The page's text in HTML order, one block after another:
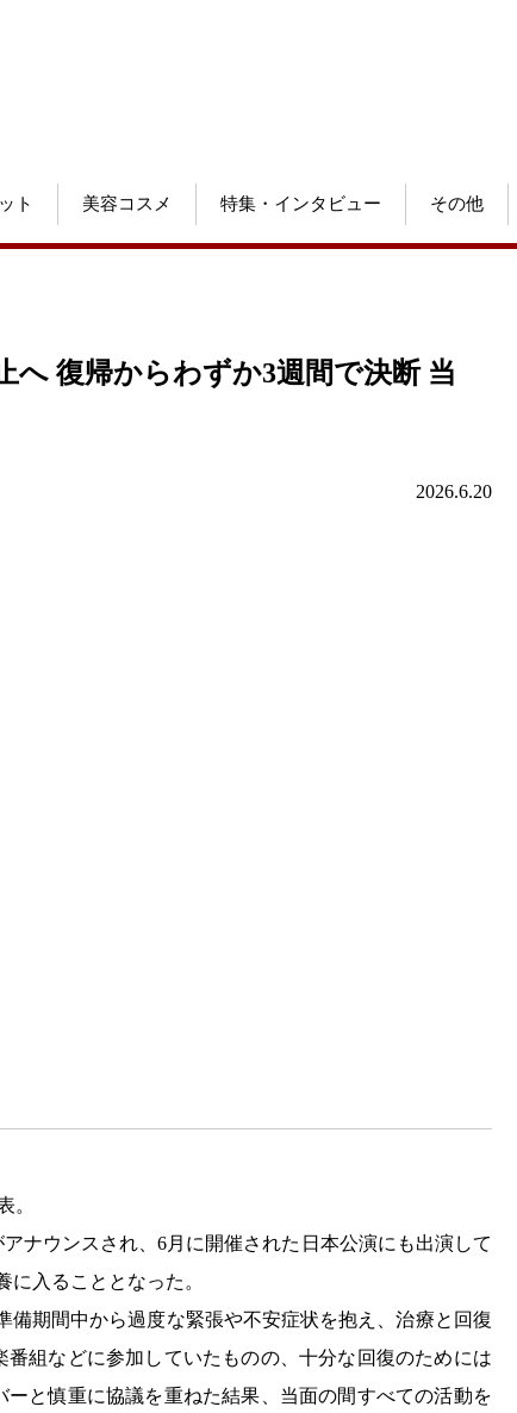
ト 美容コスメ 特集・インタビュー その他
復帰からわずか3週間で決断 当
2026.6.20
。
ナウンスされ、6月に開催された日本公演にも出演して
入ることとなった。
期間中から過度な緊張や不安症状を抱え、治療と回復
組などに参加していたものの、十分な回復のためには
と慎重に協議を重ねた結果、当面の間すべての活動を